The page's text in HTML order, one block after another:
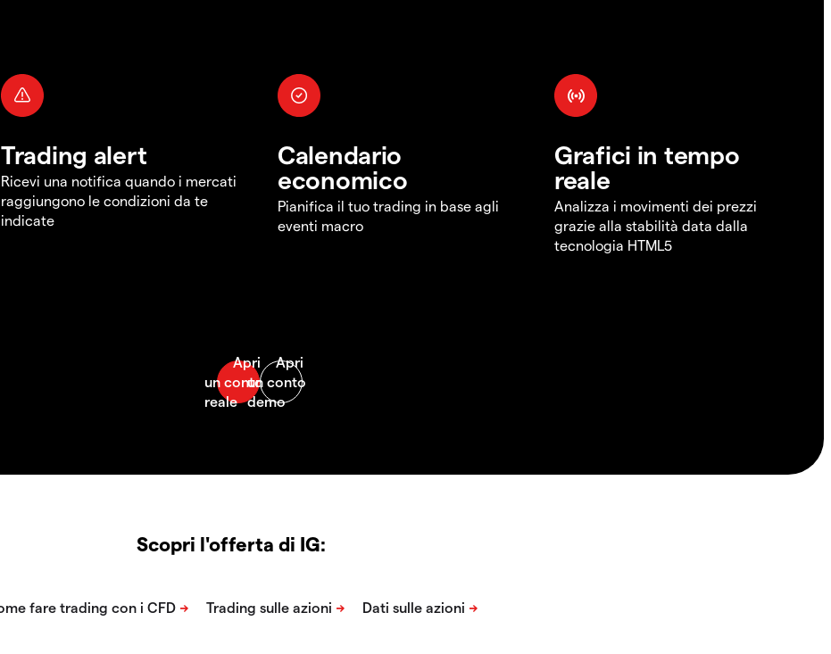
Trading alert
Ricevi una notifica quando i mercati
raggiungono le condizioni da te
indicate
Calendario
economico
Pianifica il tuo trading in base agli
eventi macro
Grafici in tempo
reale
Analizza i movimenti dei prezzi
grazie alla stabilità data dalla
tecnologia HTML5
Scopri l'offerta di IG: